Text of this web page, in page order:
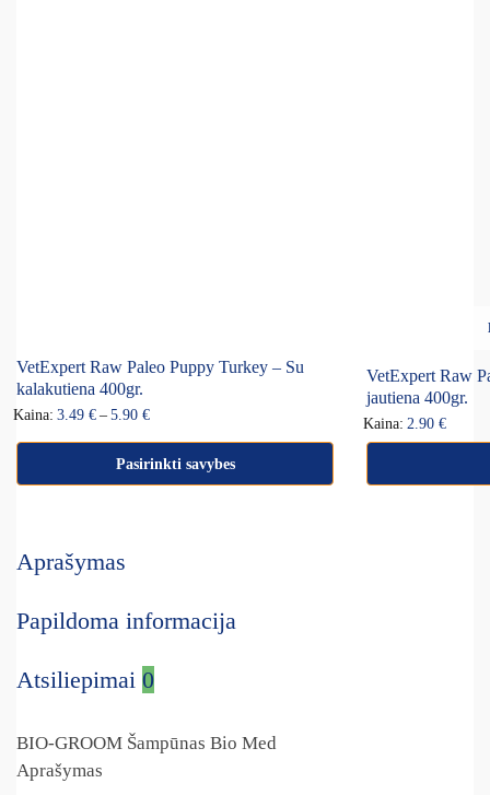
VetExpert Raw Paleo Puppy Turkey – Su
kalakutiena 400gr.
Kaina: 3.49 € – 5.90 €
Pasirinkti savybes
VetExpert Raw
jautiena 400gr.
Kaina: 2.90 €
Aprašymas
Papildoma informacija
Atsiliepimai 0
BIO-GROOM Šampūnas Bio Med
Aprašymas